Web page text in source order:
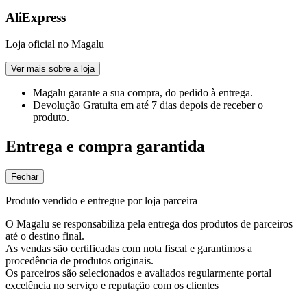
AliExpress
Loja oficial no Magalu
Ver mais sobre a loja
Magalu garante a sua compra, do pedido à entrega.
Devolução Gratuita em até 7 dias depois de receber o
produto.
Entrega e compra garantida
Fechar
Produto vendido e entregue por loja parceira
O Magalu se responsabiliza pela entrega dos produtos de parceiros
até o destino final.
As vendas são certificadas com nota fiscal e garantimos a
procedência de produtos originais.
Os parceiros são selecionados e avaliados regularmente portal
excelência no serviço e reputação com os clientes